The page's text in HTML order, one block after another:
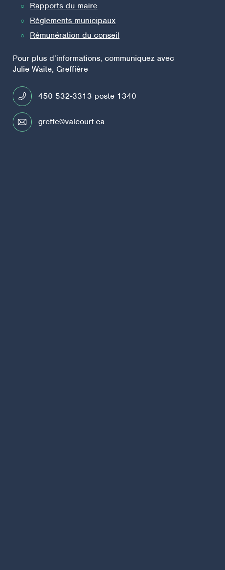
Rapports du maire
Règlements municipaux
Rémunération du conseil
Pour plus d’informations, communiquez avec
Julie Waite, Greffière
450 532-3313 poste 1340
greffe@valcourt.ca